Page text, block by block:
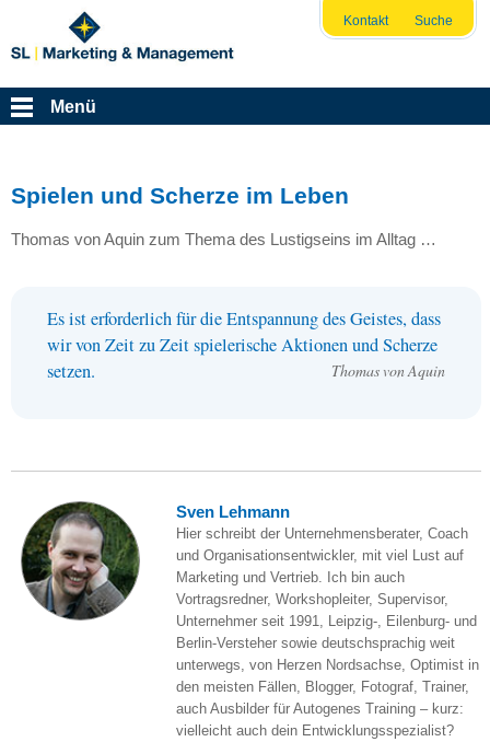
Kontakt Suche
Menü
Spielen und Scherze im Leben
Thomas von Aquin zum Thema des Lustigseins im Alltag …
Es ist erforderlich für die Entspannung des Geistes, dass
wir von Zeit zu Zeit spielerische Aktionen und Scherze
setzen.
Thomas von Aquin
Sven Lehmann
Hier schreibt der Unternehmensberater, Coach
und Organisationsentwickler, mit viel Lust auf
Marketing und Vertrieb. Ich bin auch
Vortragsredner, Workshopleiter, Supervisor,
Unternehmer seit 1991, Leipzig-, Eilenburg- und
Berlin-Versteher sowie deutschsprachig weit
unterwegs, von Herzen Nordsachse, Optimist in
den meisten Fällen, Blogger, Fotograf, Trainer,
auch Ausbilder für Autogenes Training – kurz:
vielleicht auch dein Entwicklungsspezialist?